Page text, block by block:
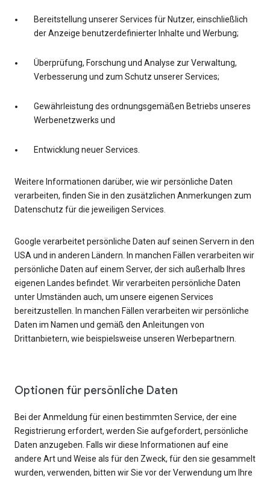
Bereitstellung unserer Services für Nutzer, einschließlich
der Anzeige benutzerdefinierter Inhalte und Werbung;
Überprüfung, Forschung und Analyse zur Verwaltung,
Verbesserung und zum Schutz unserer Services;
Gewährleistung des ordnungsgemäßen Betriebs unseres
Werbenetzwerks und
Entwicklung neuer Services.
Weitere Informationen darüber, wie wir persönliche Daten
verarbeiten, finden Sie in den zusätzlichen Anmerkungen zum
Datenschutz für die jeweiligen Services.
Google verarbeitet persönliche Daten auf seinen Servern in den
USA und in anderen Ländern. In manchen Fällen verarbeiten wir
persönliche Daten auf einem Server, der sich außerhalb Ihres
eigenen Landes befindet. Wir verarbeiten persönliche Daten
unter Umständen auch, um unsere eigenen Services
bereitzustellen. In manchen Fällen verarbeiten wir persönliche
Daten im Namen und gemäß den Anleitungen von
Drittanbietern, wie beispielsweise unseren Werbepartnern.
Optionen für persönliche Daten
Bei der Anmeldung für einen bestimmten Service, der eine
Registrierung erfordert, werden Sie aufgefordert, persönliche
Daten anzugeben. Falls wir diese Informationen auf eine
andere Art und Weise als für den Zweck, für den sie gesammelt
wurden, verwenden, bitten wir Sie vor der Verwendung um Ihre